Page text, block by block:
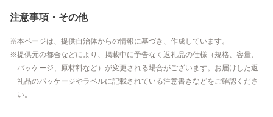
注意事項・その他
本ページは、提供自治体からの情報に基づき、作成しています。
提供元の都合などにより、掲載中に予告なく返礼品の仕様（規格、容量、
パッケージ、原材料など）が変更される場合がございます。お届けした返
礼品のパッケージやラベルに記載されている注意書きなどをご確認くださ
い。